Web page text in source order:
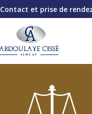
Contact et prise de